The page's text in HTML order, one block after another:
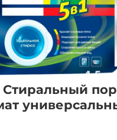
Стиральный